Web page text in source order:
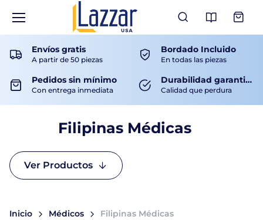
Ver
Envíos gratis
A partir de 50 piezas
Bordado Incluido
En todas las piezas
Pedidos sin mínimo
Con entrega inmediata
Durabilidad garantizada
Calidad que perdura
Filipinas Médicas
Ver Productos
Inicio Médicos Filipinas Médicas